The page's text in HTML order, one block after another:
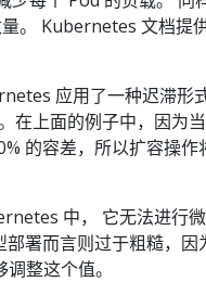
。 Kubernetes 文档提
应用了一种迟滞形
在上面的例子中，因为
的容差，所以扩容操作
中， 它无法进行
署而言则过于粗糙，因
调整这个值。